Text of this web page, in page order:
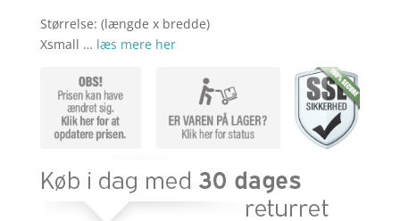
Størrelse: (længde x bredde)
Xsmall … læs mere her